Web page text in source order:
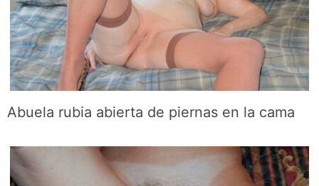
Abuela rubia abierta de piernas en la cama